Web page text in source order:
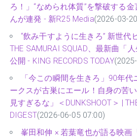
ろ！」“なめられ体質”を撃破する
んが連発 - 新R25 Media(2026-03-
“飲み干すように生きろ” 新世代
THE SAMURAI SQUAD、最新曲「
公開 - KING RECORDS TODAY
「今この瞬間を生きろ」90年代
ークスが古巣にエール！自身の苦
見すぎるな」＜DUNKSHOOT＞ |
DIGEST(2026-06-05 07:00)
峯田和伸 × 若葉竜也が語る映画